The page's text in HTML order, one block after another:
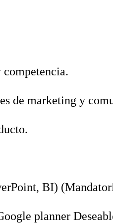
competencia.
de marketing y
BI)
planner